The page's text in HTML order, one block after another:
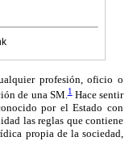
profesión, oficio o
de una SM.1Hace sentir
por el Estado con
las reglas que contiene
propia de la sociedad,